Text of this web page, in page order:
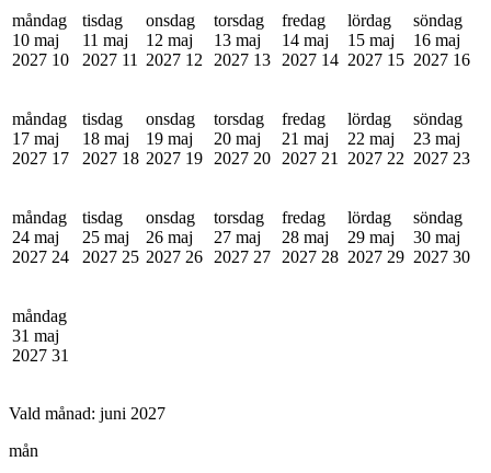
måndag
10 maj
2027 10
tisdag
11 maj
2027 11
onsdag
12 maj
2027 12
torsdag
13 maj
2027 13
fredag
14 maj
2027 14
lördag
15 maj
2027 15
söndag
16 maj
2027 16
måndag
17 maj
2027 17
tisdag
18 maj
2027 18
onsdag
19 maj
2027 19
torsdag
20 maj
2027 20
fredag
21 maj
2027 21
lördag
22 maj
2027 22
söndag
23 maj
2027 23
måndag
24 maj
2027 24
tisdag
25 maj
2027 25
onsdag
26 maj
2027 26
torsdag
27 maj
2027 27
fredag
28 maj
2027 28
lördag
29 maj
2027 29
söndag
30 maj
2027 30
måndag
31 maj
2027 31
Vald månad: juni 2027
mån